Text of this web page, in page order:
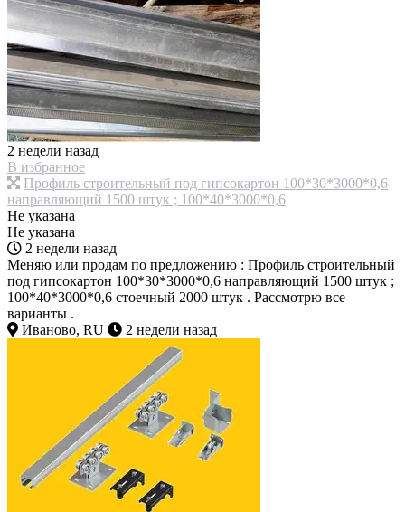
2 недели назад
В избранное
Профиль строительный под гипсокартон 100*30*3000*0,6
направляющий 1500 штук ; 100*40*3000*0,6
Не указана
Не указана
2 недели назад
Меняю или продам по предложению : Профиль строительный
под гипсокартон 100*30*3000*0,6 направляющий 1500 штук ;
100*40*3000*0,6 стоечный 2000 штук . Рассмотрю все
варианты .
Иваново, RU
2 недели назад